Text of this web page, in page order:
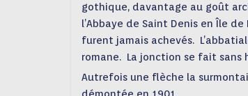
gothique, davantage au goût
l’Abbaye de Saint Denis en Île
furent jamais achevés.
romane. La jonction se fait sans
Autrefois une flèche la